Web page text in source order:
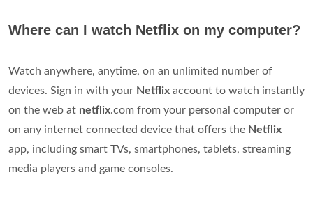
Where can I watch Netflix on my computer?
Watch anywhere, anytime, on an unlimited number of
devices. Sign in with your Netflix account to watch instantly
on the web at netflix.com from your personal computer or
on any internet connected device that offers the Netflix
app, including smart TVs, smartphones, tablets, streaming
media players and game consoles.